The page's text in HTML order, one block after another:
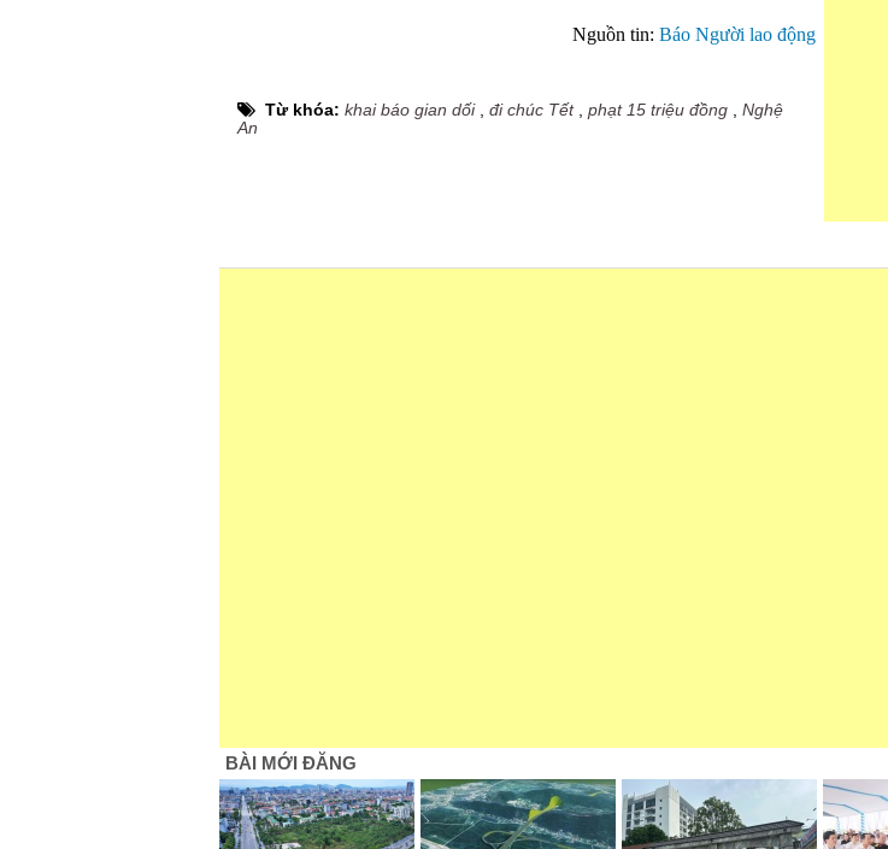
Nguồn tin: Báo Người lao động
Từ khóa: khai báo gian dối, đi chúc Tết, phạt 15 triệu đồng
Nghệ
An
BÀI MỚI ĐĂNG